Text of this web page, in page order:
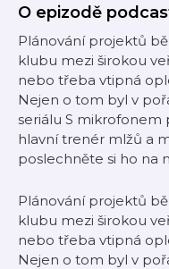
O epizodě
Plánování projektů
klubu mezi širokou
nebo třeba vtipná
Nejen o tom byl v
seriálu S mikrofonem
hlavní trenér mlžů a
poslechněte si ho na
Plánování projektů
klubu mezi širokou
nebo třeba vtipná
Nejen o tom byl v